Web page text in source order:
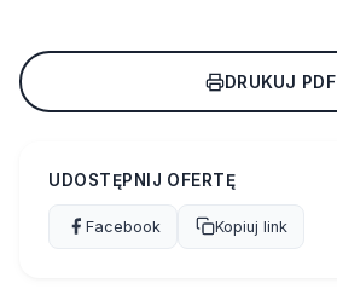
DRUKUJ PDF
UDOSTĘPNIJ OFERTĘ
Facebook Kopiuj link